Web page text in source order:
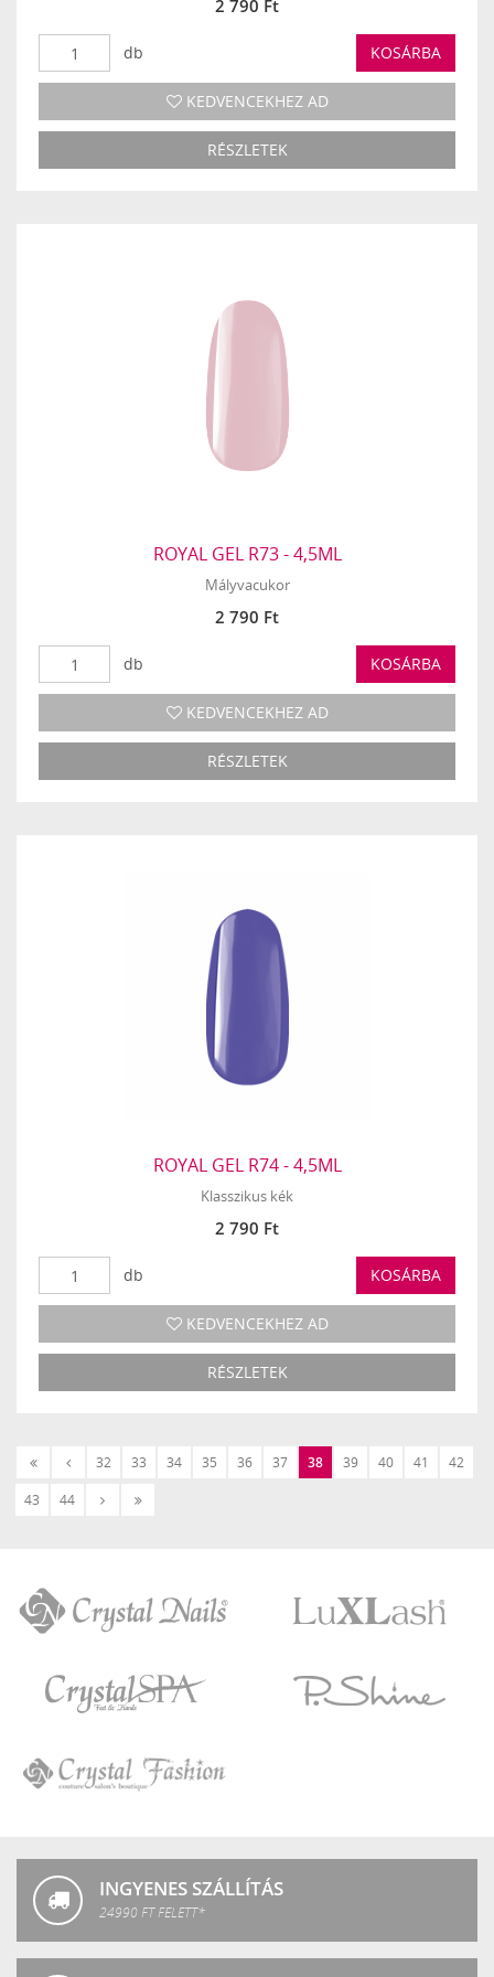
2 790 Ft
db KOSÁRBA
KEDVENCEKHEZ AD
RÉSZLETEK
ROYAL GEL R73 - 4,5ML
Mályvacukor
2 790 Ft
db KOSÁRBA
KEDVENCEKHEZ AD
RÉSZLETEK
ROYAL GEL R74 - 4,5ML
Klasszikus kék
2 790 Ft
db KOSÁRBA
KEDVENCEKHEZ AD
RÉSZLETEK
«
‹
32 33 34 35 36 37 38 39 40 41
42
43
44
KövetkezőUtolsó
Nails
SPA
INGYENES SZÁLLÍTÁS
24990 FT FELETT*